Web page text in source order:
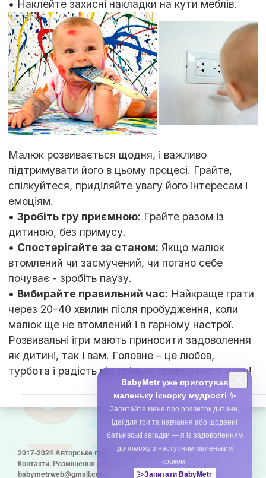
BabyMetr уже приготував
маленьку іскорку мудрості ✨
Запитайте мене про розвиток дитини,
ідеї для гри та навчання або щоденні
батьківські загадки — я із задоволенням
допоможу з наступним маленьким
кроком.
Запитати BabyMetr
• Наклейте захисні накладки на кути меблів.
Малюк розвивається щодня, і важливо
підтримувати його в цьому процесі. Грайте,
спілкуйтеся, приділяйте увагу його інтересам і
емоціям.
• Зробіть гру приємною: Грайте разом із
дитиною, без примусу.
• Спостерігайте за станом: Якщо малюк
втомлений чи засмучений, чи погано себе
почуває - зробіть паузу.
• Вибирайте правильний час: Найкраще грати
через 20–40 хвилин після пробудження, коли
малюк ще не втомлений і в гарному настрої.
Розвивальні ігри мають приносити задоволення
як дитині, так і вам. Головне – це любов,
турбота і радість від спільно проведеного часу!
2017-2024 Авторське право © babymetr.com
Контакти. Розміщення реклами:
babymetrweb@gmail.com